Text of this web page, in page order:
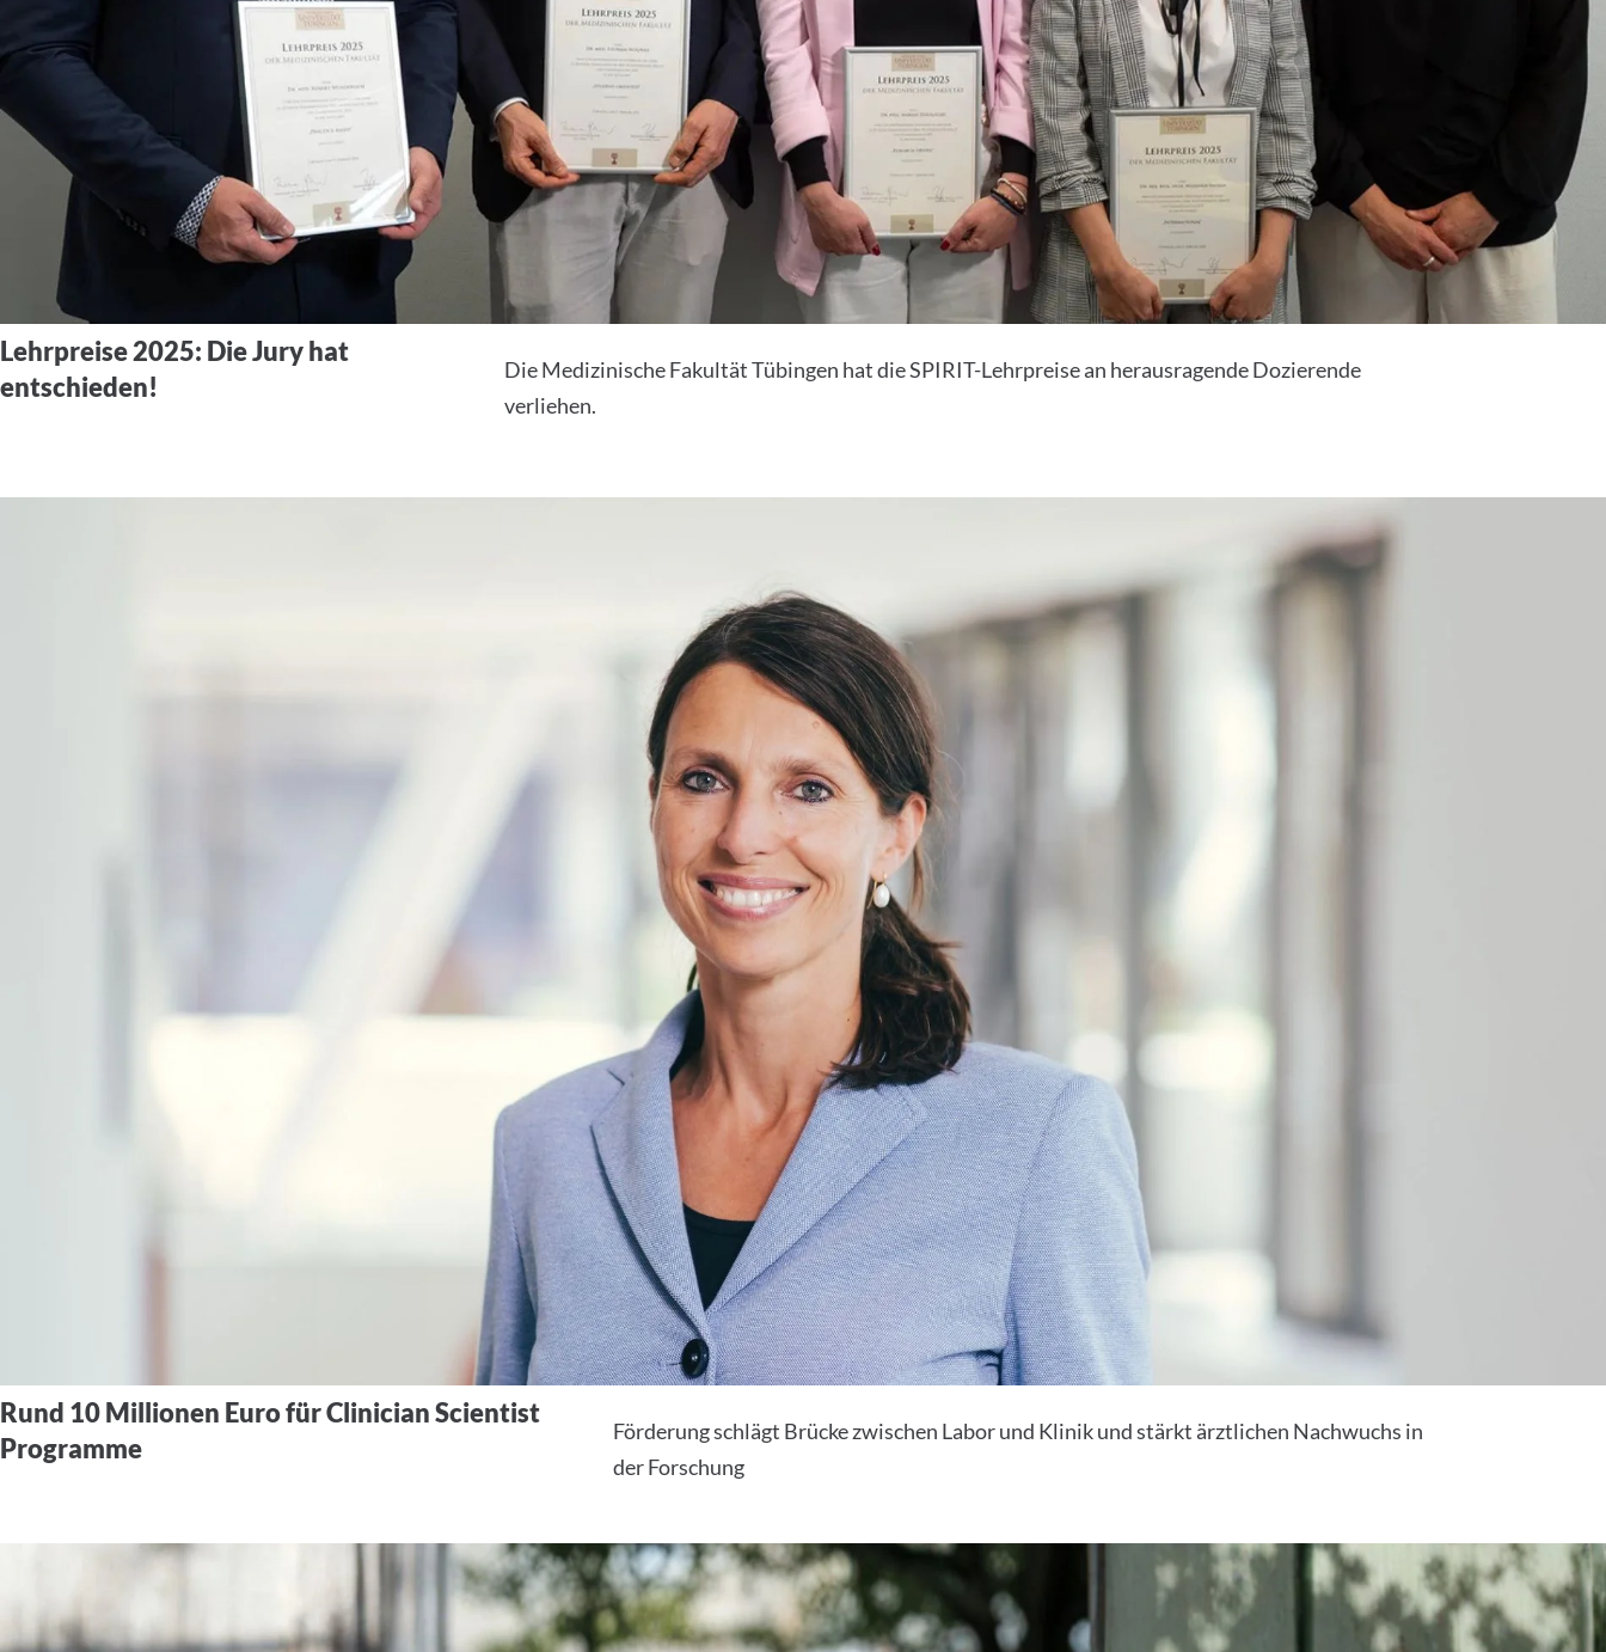
Lehrpreise 2025: Die Jury hat
entschieden!
Die Medizinische Fakultät Tübingen hat die SPIRIT-Lehrpreise an herausragende Dozierende
verliehen.
Rund 10 Millionen Euro für Clinician Scientist
Programme
Förderung schlägt Brücke zwischen Labor und Klinik und stärkt ärztlichen Nachwuchs in
der Forschung